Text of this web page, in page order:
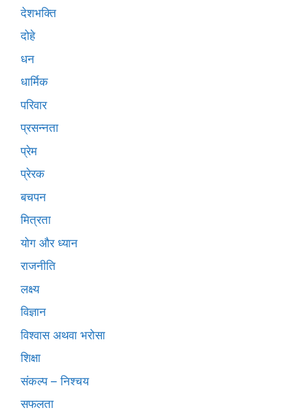
देशभक्ति
दोहे
धन
धार्मिक
परिवार
प्रसन्नता
प्रेम
प्रेरक
बचपन
मित्रता
योग और ध्यान
राजनीति
लक्ष्य
विज्ञान
विश्वास अथवा भरोसा
शिक्षा
संकल्प – निश्चय
सफलता